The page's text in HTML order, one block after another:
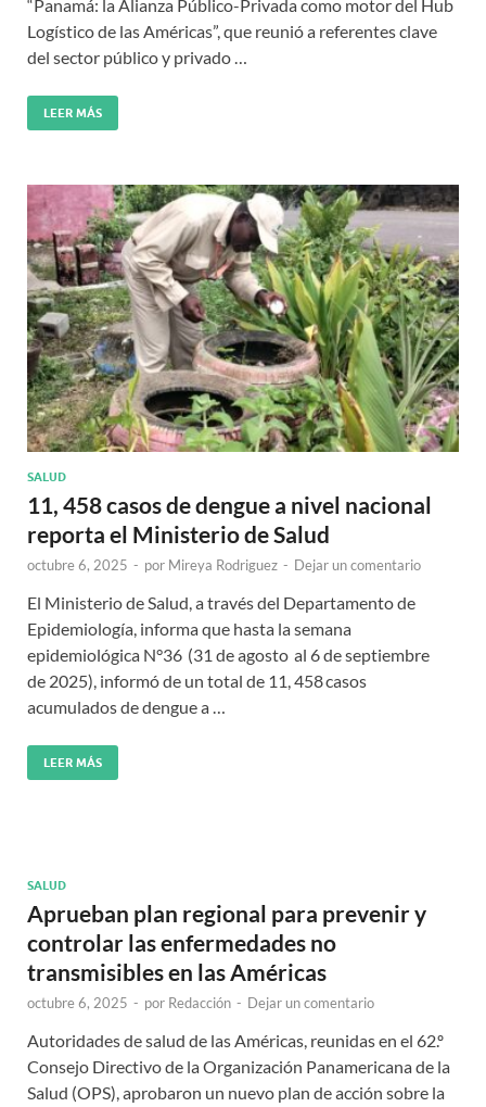
“Panamá: la Alianza Público-Privada como motor del Hub
Logístico de las Américas”, que reunió a referentes clave
del sector público y privado …
LEER MÁS
SALUD
11, 458 casos de dengue a nivel nacional
reporta el Ministerio de Salud
octubre 6, 2025 - por Mireya Rodriguez - Dejar un comentario
El Ministerio de Salud, a través del Departamento de
Epidemiología, informa que hasta la semana
epidemiológica N°36 (31 de agosto al 6 de septiembre
de 2025), informó de un total de 11, 458 casos
acumulados de dengue a …
LEER MÁS
SALUD
Aprueban plan regional para prevenir y
controlar las enfermedades no
transmisibles en las Américas
octubre 6, 2025 - por Redacción - Dejar un comentario
Autoridades de salud de las Américas, reunidas en el 62.º
Consejo Directivo de la Organización Panamericana de la
Salud (OPS), aprobaron un nuevo plan de acción sobre la